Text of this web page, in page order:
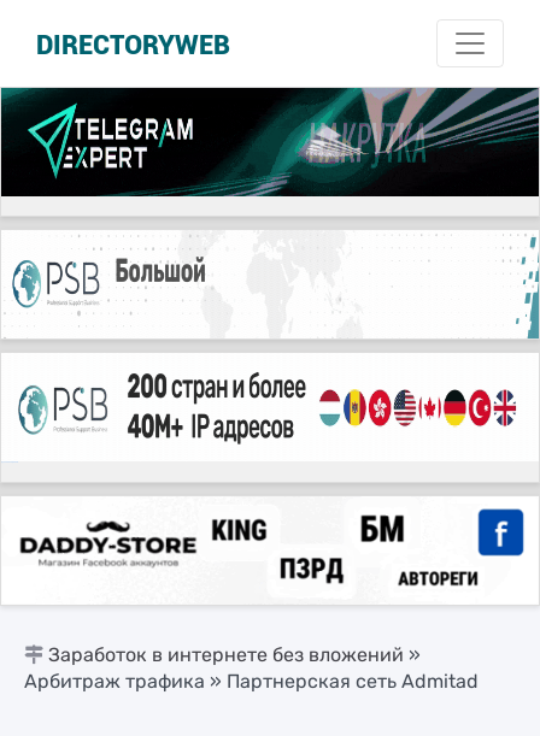
DIRECTORYWEB
Заработок в интернете без вложений »
Арбитраж трафика » Партнерская сеть Admitad